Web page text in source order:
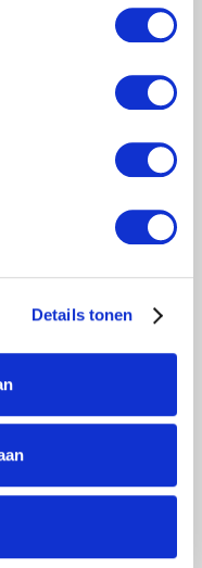
Details tonen
merk Eurostairs.
geschikt voor iedere klus
voorraad
AAN WINKELWAGEN